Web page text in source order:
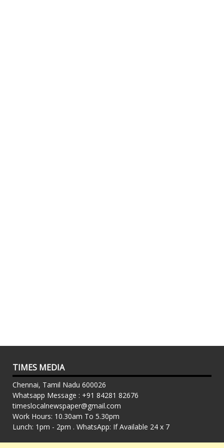
TIMES MEDIA
Chennai, Tamil Nadu 600026
Whatsapp Message : +91 84281 82676
timeslocalnewspaper@gmail.com
Work Hours: 10.30am To 5.30pm
Lunch: 1pm - 2pm . WhatsApp: If Available 24 x 7